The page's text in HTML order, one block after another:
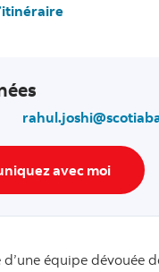
avec moi
équipe dévouée